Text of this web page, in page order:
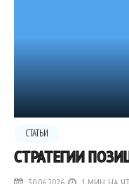
СТАТЬИ
СТРАТЕГИИ